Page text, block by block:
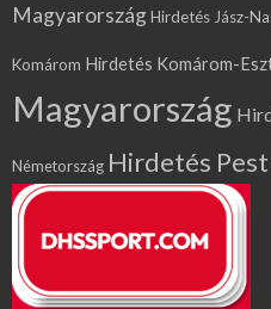
MagyarországHirdetés Jász-
Komárom Hirdetés Komárom-
Magyarország
Németország Hirdetés